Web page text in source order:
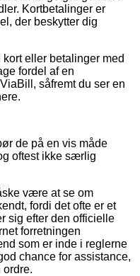
Kortbetalinger er
der beskytter dig
eller betalinger med
fordel af en
såfremt du ser en
de på en vis måde
oftest ikke særlig
være at se om
fordi det ofte er et
sig efter den officielle
forretningen
som er inde i reglerne
chance for assistance,